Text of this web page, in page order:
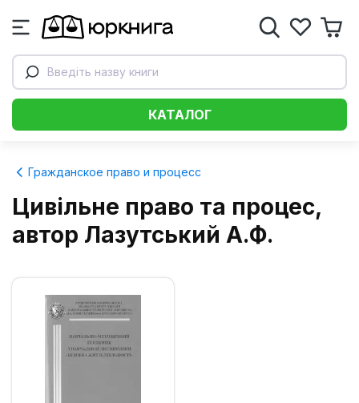
Введіть назву книги
КАТАЛОГ
Гражданское право и процесс
Цивільне право та процес,
автор Лазутський А.Ф.